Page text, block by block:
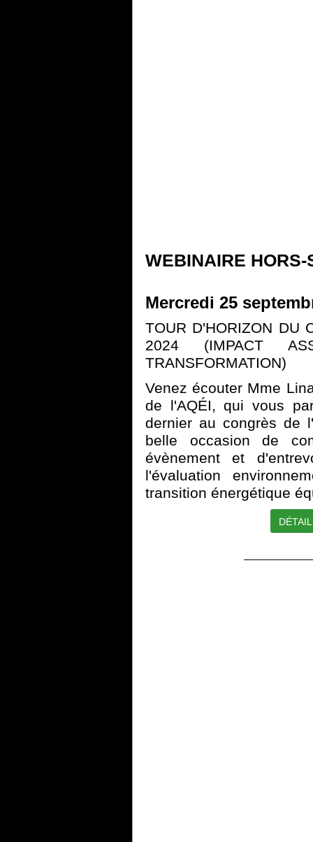
WEBINAIRE HORS-
Mercredi 25
TOUR D'HORIZON DU
2024 (IMPACT
TRANSFORMATION)
Venez écouter Mme
de l'AQÉI, qui vous
dernier au congrès de
belle occasion de
évènement et
l'évaluation
transition énergétique